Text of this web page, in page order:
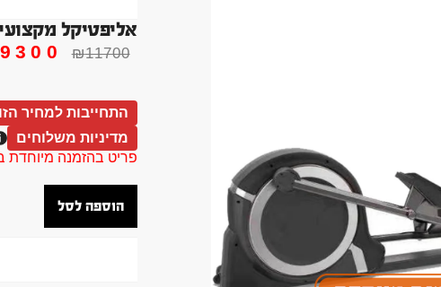
אליפטיקל
₪11700
9300
התחייבות למחיר
מדיניות משלוחים
פריט בהזמנה מיוחדת במחיר מיוחד -
הוספה לסל